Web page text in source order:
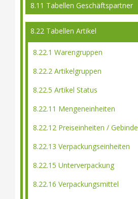
8.11 Tabellen Geschäftspartner
8.22 Tabellen Artikel
8.22.1 Warengruppen
8.22.2 Artikelgruppen
8.22.5 Artikel Status
8.22.11 Mengeneinheiten
8.22.12 Preiseinheiten / Gebinde
8.22.13 Verpackungseinheiten
8.22.15 Unterverpackung
8.22.16 Verpackungsmittel